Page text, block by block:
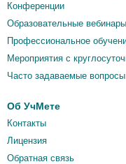
Конференции
Образовательные вебинары
Профессиональное
Мероприятия c
Часто задаваемые вопросы
Об УчМете
Контакты
Лицензия
Обратная связь